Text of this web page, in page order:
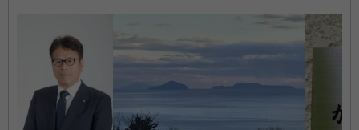
相続では、「後でもめないように契約を書面に残したい」
「裁判をせずに穏便に解決したい」など、さまざまな希望
に応じた相談対応が可能です。また、どこへ相談すれば
いいかわからない場合にも、紹介窓口として対応しま
す。
資格等：行政書士
所属団体：静岡県行政書士会